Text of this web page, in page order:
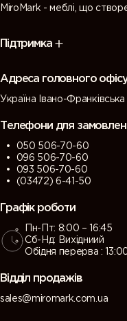
MiroMark - меблі, що
Підтримка
Адреса головного
Україна Івано-
Телефони для
050 506-70-60
096 506-70-60
093 506-70-60
(03472) 6-41-50
Графік роботи
Пн-Пт: 8:00 – 16:45
Сб-Нд: Вихідниий
Обідня перерва :
Відділ продажів
sales@miromark.com.ua